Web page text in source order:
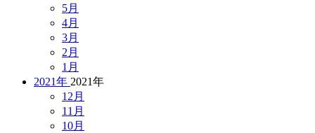
5月
4月
3月
2月
1月
2021年 2021年
12月
11月
10月